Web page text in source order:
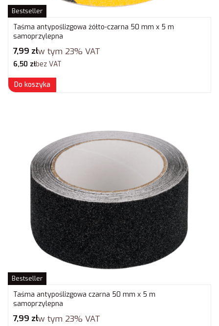
Bestseller
Taśma antypoślizgowa żółto-czarna 50 mm x 5 m
samoprzylepna
Cena brutto
7,99 złw tym 23% VAT
Cena netto
6,50 złbez VAT
Do koszyka
Bestseller
Taśma antypoślizgowa czarna 50 mm x 5 m
samoprzylepna
Cena brutto
7,99 złw tym 23% VAT